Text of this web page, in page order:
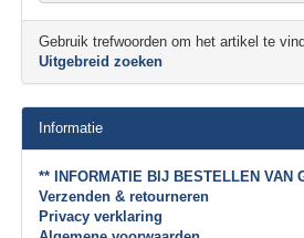
Gebruik trefwoorden om het artikel te
Uitgebreid zoeken
Informatie
** INFORMATIE BIJ BESTELLEN VAN
Verzenden & retourneren
Privacy verklaring